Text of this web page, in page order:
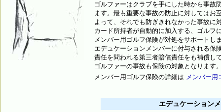
ゴルファーはクラブを手にした時から事故
ます。最も重要な事故の防止に対してはお
よって、それでも防ぎきれなかった事故に
カード所持者が自動的に加入する、ゴルフ
メンバー用ゴルフ保険が対処をサポートし
エデュケーションメンバーに付与される保
責任を問われる第三者賠償責任をも補償し
ゴルファーの事故も保険の対象となります
メンバー用ゴルフ保険の詳細は メンバー用
エデュケーション